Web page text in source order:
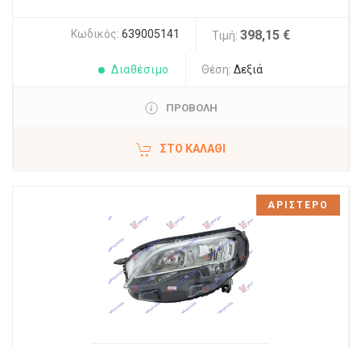
Κωδικός: 639005141 Τιμή: 398,15 €
Διαθέσιμο Θέση: Δεξιά
ΠΡΟΒΟΛΗ
ΣΤΟ ΚΑΛΆΘΙ
ΑΡΙΣΤΕΡΟ